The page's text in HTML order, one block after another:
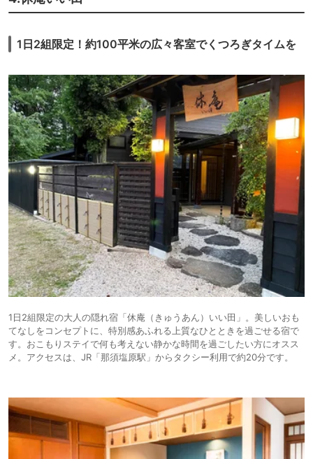
1日2組限定！約100平米の広々客室でくつろぎタイムを
1日2組限定の大人の隠れ宿「休庵（きゅうあん）いい田」。美しいおも
てなしをコンセプトに、特別感あふれる上質なひとときを過ごせる宿で
す。おこもりステイで何も考えない静かな時間を過ごしたい方にオスス
メ。アクセスは、JR「那須塩原駅」からタクシー利用で約20分です。